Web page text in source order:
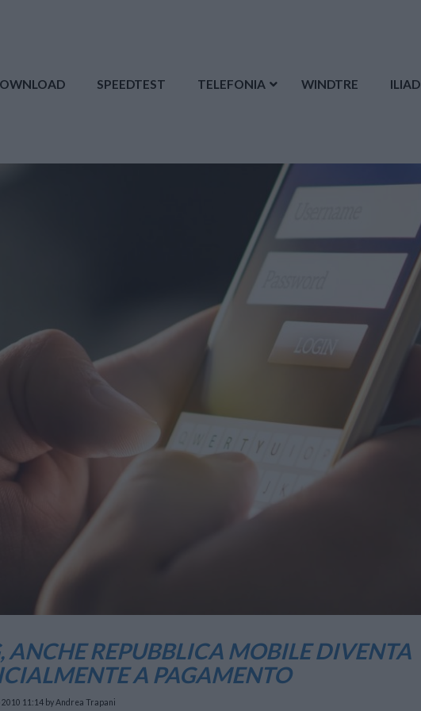
SPEEDTEST TELEFONIA WINDTRE ILIAD
ANCHE REPUBBLICA MOBILE DIVENTA
A PAGAMENTO
11:14 by Andrea Trapani